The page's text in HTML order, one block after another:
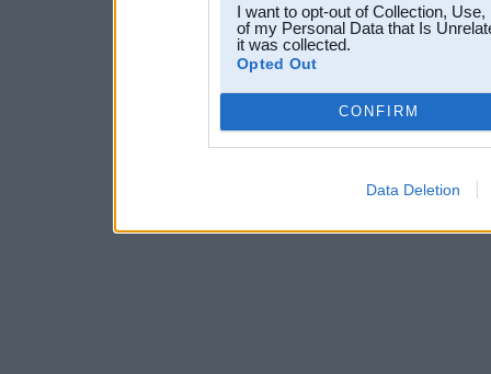
I want to opt-out of Collection,
of my Personal Data that Is
it was collected.
Opted Out
CONFIRM
Data Deletion